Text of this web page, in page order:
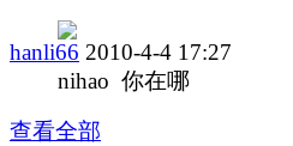
hanli66 2010-4-4 17:27
nihao 你在哪
查看全部